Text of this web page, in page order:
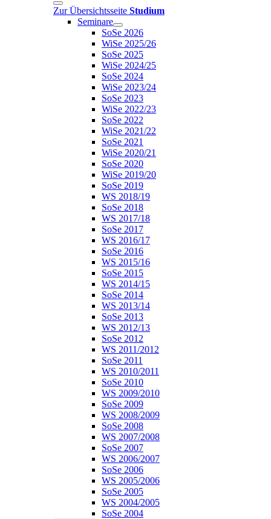
Zur Übersichtsseite Studium
Seminare
SoSe 2026
WiSe 2025/26
SoSe 2025
WiSe 2024/25
SoSe 2024
WiSe 2023/24
SoSe 2023
WiSe 2022/23
SoSe 2022
WiSe 2021/22
SoSe 2021
WiSe 2020/21
SoSe 2020
WiSe 2019/20
SoSe 2019
WS 2018/19
SoSe 2018
WS 2017/18
SoSe 2017
WS 2016/17
SoSe 2016
WS 2015/16
SoSe 2015
WS 2014/15
SoSe 2014
WS 2013/14
SoSe 2013
WS 2012/13
SoSe 2012
WS 2011/2012
SoSe 2011
WS 2010/2011
SoSe 2010
WS 2009/2010
SoSe 2009
WS 2008/2009
SoSe 2008
WS 2007/2008
SoSe 2007
WS 2006/2007
SoSe 2006
WS 2005/2006
SoSe 2005
WS 2004/2005
SoSe 2004